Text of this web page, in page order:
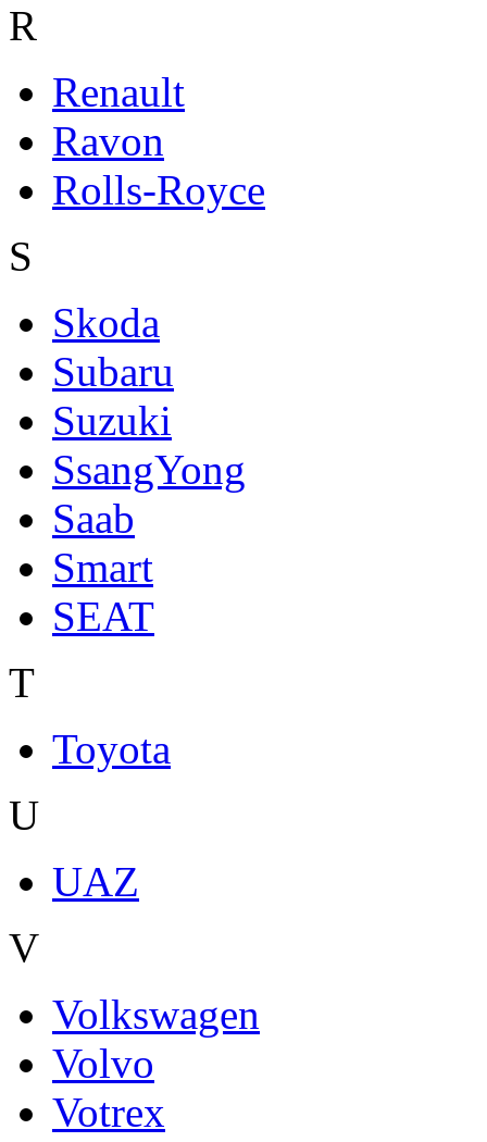
R
Renault
Ravon
Rolls-Royce
S
Skoda
Subaru
Suzuki
SsangYong
Saab
Smart
SEAT
T
Toyota
U
UAZ
V
Volkswagen
Volvo
Votrex